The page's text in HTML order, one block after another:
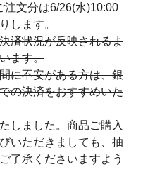
注文分は6/26(水)10:00
します。
済状況が反映されるま
ます。
に不安がある方は、銀
の決済をおすすめいた
しました。商品ご購入
いただきましても、抽
了承くださいますよう